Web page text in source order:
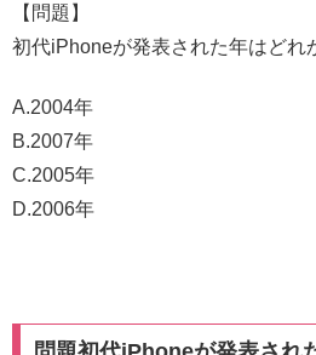
【問題】
初代iPhoneが発表された年はどれ
A.2004年
B.2007年
C.2005年
D.2006年